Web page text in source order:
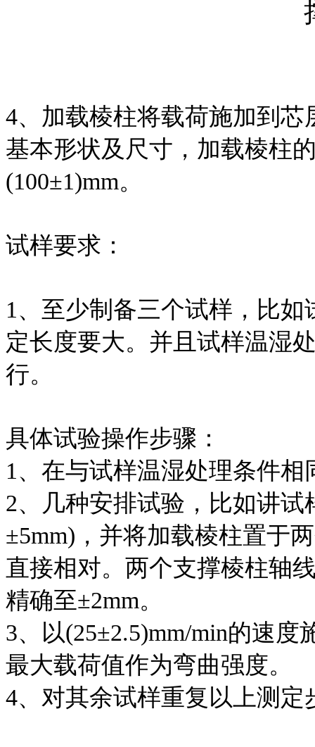
4、加载棱柱将载荷施加到
基本形状及尺寸，加载棱柱
(100±1)mm。
试样要求：
1、至少制备三个试样，比如
定长度要大。并且试样温湿
行。
具体试验操作步骤：
1、在与试样温湿处理条件
2、几种安排试验，比如讲
±5mm)，并将加载棱柱置于
直接相对。两个支撑棱柱轴
精确至±2mm。
3、以(25±2.5)mm/min的速
最大载荷值作为弯曲强度。
4、对其余试样重复以上测